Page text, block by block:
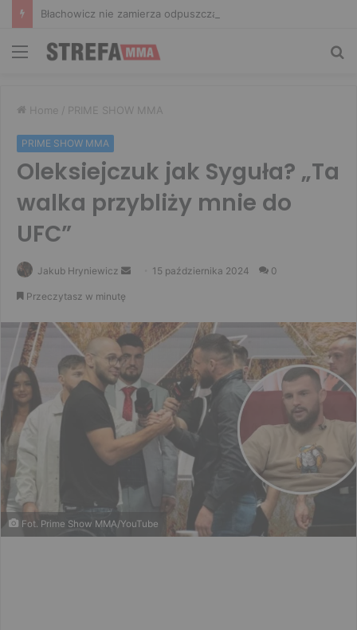
Menu
Home / PRIME SHOW MMA
PRIME SHOW MMA
Oleksiejczuk jak Syguła? „Ta
walka przybliży mnie do
UFC”
Jakub Hryniewicz
Send 15 października 2024 0
Przeczytasz w minutę
Fot. Prime Show MMA/YouTube